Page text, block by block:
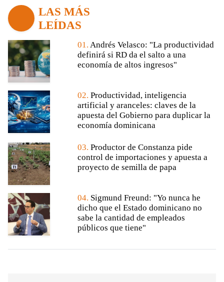
LAS MÁS
LEÍDAS
01. Andrés Velasco: "La productividad
definirá si RD da el salto a una
economía de altos ingresos"
02. Productividad, inteligencia
artificial y aranceles: claves de la
apuesta del Gobierno para duplicar la
economía dominicana
03. Productor de Constanza pide
control de importaciones y apuesta a
proyecto de semilla de papa
04. Sigmund Freund: "Yo nunca he
dicho que el Estado dominicano no
sabe la cantidad de empleados
públicos que tiene"